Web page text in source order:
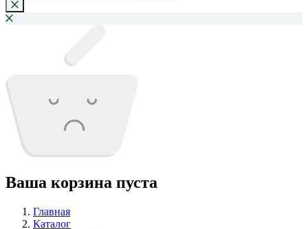
Ваша корзина пуста
Главная
Каталог